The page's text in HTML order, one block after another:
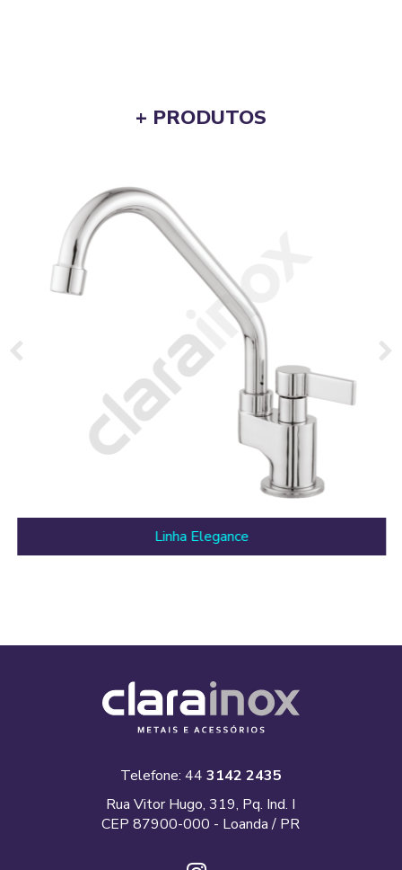
+ PRODUTOS
Linha Elegance
Telefone: 44 3142 2435
Rua Vitor Hugo, 319, Pq. Ind. I
CEP 87900-000 - Loanda / PR